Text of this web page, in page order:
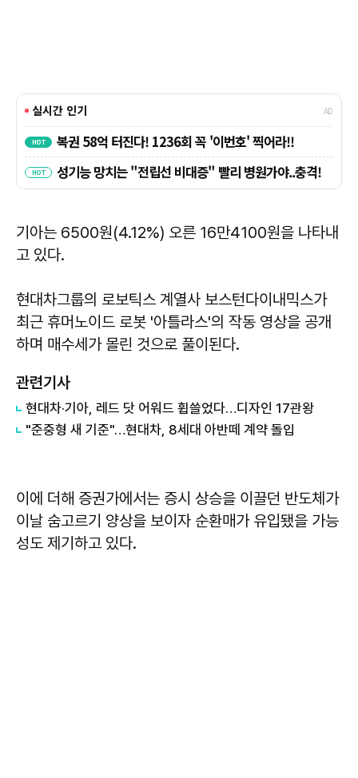
기아는 6500원(4.12%) 오른 16만4100원을 나타내
고 있다.
현대차그룹의 로보틱스 계열사 보스턴다이내믹스가
최근 휴머노이드 로봇 '아틀라스'의 작동 영상을 공개
하며 매수세가 몰린 것으로 풀이된다.
관련기사
현대차·기아, 레드 닷 어워드 휩쓸었다…디자인 17관왕
"준중형 새 기준"…현대차, 8세대 아반떼 계약 돌입
이에 더해 증권가에서는 증시 상승을 이끌던 반도체가
이날 숨고르기 양상을 보이자 순환매가 유입됐을 가능
성도 제기하고 있다.